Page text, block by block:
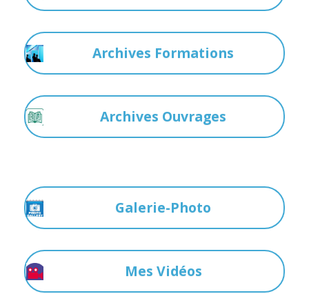
Archives Formations
Archives Ouvrages
Galerie-Photo
Mes Vidéos